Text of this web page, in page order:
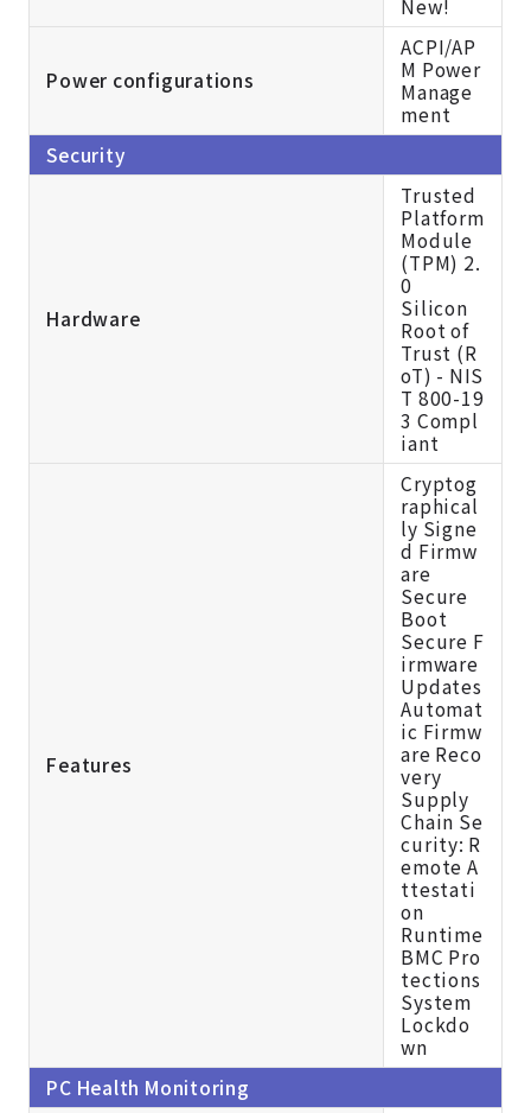
New!
Power configurations
ACPI/AP
M Power
Manage
ment
Security
Hardware
Trusted
Platform
Module
(TPM) 2.
0
Silicon
Root of
Trust (R
oT) - NIS
T 800-19
3 Compl
iant
Features
Cryptog
raphical
ly Signe
d Firmw
are
Secure
Boot
Secure F
irmware
Updates
Automat
ic Firmw
are Reco
very
Supply
Chain Se
curity: R
emote A
ttestati
on
Runtime
BMC Pro
tections
System
Lockdo
wn
PC Health Monitoring